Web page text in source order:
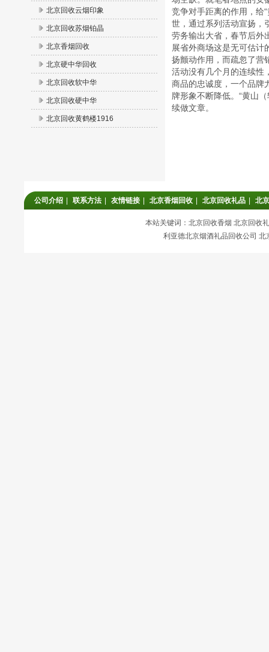
竞争对手距离的作用，给
世，通过系列活动宣扬，
劳务输出大省，春节后外
展省外商场这是无可估计
扬颤动作用，而疏忽了营
活动没有几个月的连续性
商品的忠诚度，一个品牌
牌形象不断降低。“黄山
续做文章。
北京回收云烟印象
北京回收苏烟铂晶
北京香烟回收
北京硬中华回收
北京回收软中华
北京回收硬中华
北京回收黄鹤楼1916
公司介绍 联系方法 友情链接 北京香烟回收 北京回收礼品 北
本站关键词：北京回收香烟 北京回收
利亚德北京烟酒礼品回收公司